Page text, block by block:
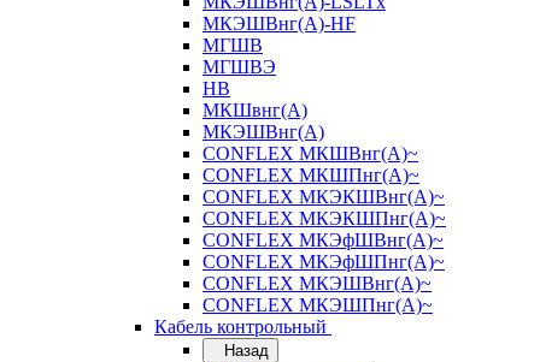
МКЭШВнг(А)-HF
МГШВ
МГШВЭ
НВ
МКШвнг(А)
МКЭШВнг(А)
CONFLEX МКШВнг(А)~
CONFLEX МКШПнг(А)~
CONFLEX МКЭКШВнг(А)~
CONFLEX МКЭКШПнг(А)~
CONFLEX МКЭфШВнг(А)~
CONFLEX МКЭфШПнг(А)~
CONFLEX МКЭШВнг(А)~
CONFLEX МКЭШПнг(А)~
Кабель контрольный
Назад